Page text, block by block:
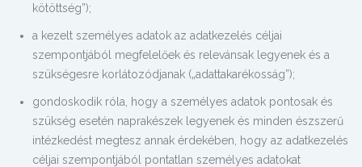
kötöttség”);
a kezelt személyes adatok az adatkezelés céljai
szempontjából megfelelőek és relevánsak legyenek és a
szükségesre korlátozódjanak („adattakarékosság”);
gondoskodik róla, hogy a személyes adatok pontosak és
szükség esetén naprakészek legyenek és minden észszerű
intézkedést megtesz annak érdekében, hogy az adatkezelés
céljai szempontjából pontatlan személyes adatokat